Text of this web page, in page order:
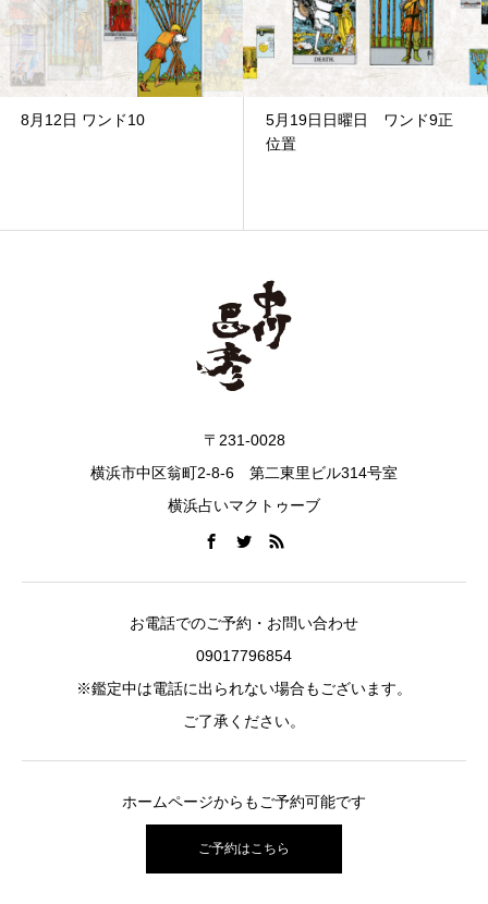
8月12日 ワンド10
5月19日日曜日 ワンド9正
位置
〒231-0028
横浜市中区翁町2-8-6 第二東里ビル314号室
横浜占いマクトゥーブ
お電話でのご予約・お問い合わせ
09017796854
※鑑定中は電話に出られない場合もございます。
ご了承ください。
ホームページからもご予約可能です
ご予約はこちら